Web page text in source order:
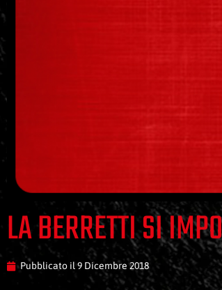
LA BERRETTI SI
Pubblicato il9 Dicembre 2018